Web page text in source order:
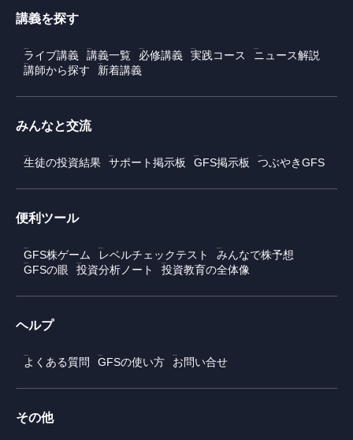
講義を探す
ライブ講義 講義一覧 必修講義 実践コース
ニュース解説
講師から探す
新着講義
みんなと交流
生徒の投資結果 サポート掲示板 GFS掲示板 つぶやきGFS
便利ツール
GFS株ゲーム レベルチェックテスト
みんなで株予想
GFSの眼
投資分析ノート 投資教育の全体像
ヘルプ
よくある質問 GFSの使い方 お問い合せ
その他